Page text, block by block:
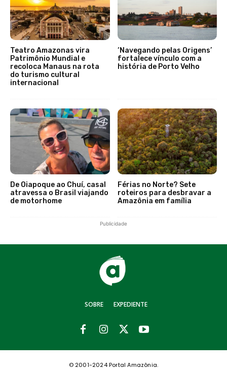
Teatro Amazonas vira
Patrimônio Mundial e
recoloca Manaus na rota
do turismo cultural
internacional
‘Navegando pelas Origens’
fortalece vínculo com a
história de Porto Velho
De Oiapoque ao Chuí, casal
atravessa o Brasil viajando
de motorhome
Férias no Norte? Sete
roteiros para desbravar a
Amazônia em família
Publicidade
SOBRE EXPEDIENTE
© 2001-2024 Portal Amazônia.